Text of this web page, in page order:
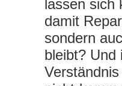
lassen sich
damit
sondern
bleibt? Und